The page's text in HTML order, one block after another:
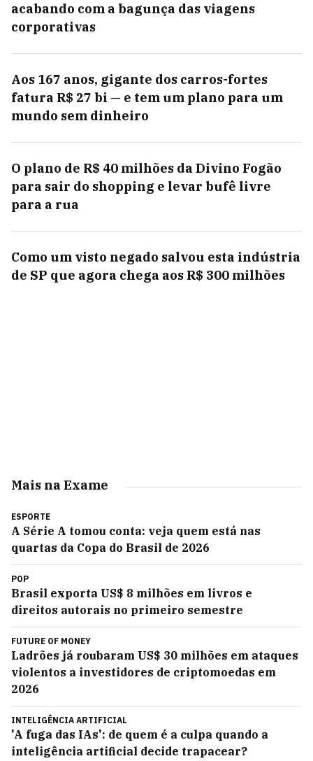
acabando com a bagunça das viagens
corporativas
Aos 167 anos, gigante dos carros-fortes
fatura R$ 27 bi — e tem um plano para um
mundo sem dinheiro
O plano de R$ 40 milhões da Divino Fogão
para sair do shopping e levar bufê livre
para a rua
Como um visto negado salvou esta indústria
de SP que agora chega aos R$ 300 milhões
Mais na Exame
ESPORTE
A Série A tomou conta: veja quem está nas
quartas da Copa do Brasil de 2026
POP
Brasil exporta US$ 8 milhões em livros e
direitos autorais no primeiro semestre
FUTURE OF MONEY
Ladrões já roubaram US$ 30 milhões em ataques
violentos a investidores de criptomoedas em
2026
INTELIGÊNCIA ARTIFICIAL
'A fuga das IAs': de quem é a culpa quando a
inteligência artificial decide trapacear?